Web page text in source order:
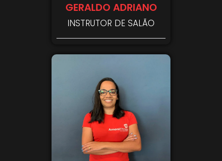
GERALDO ADRIANO
INSTRUTOR DE SALÃO